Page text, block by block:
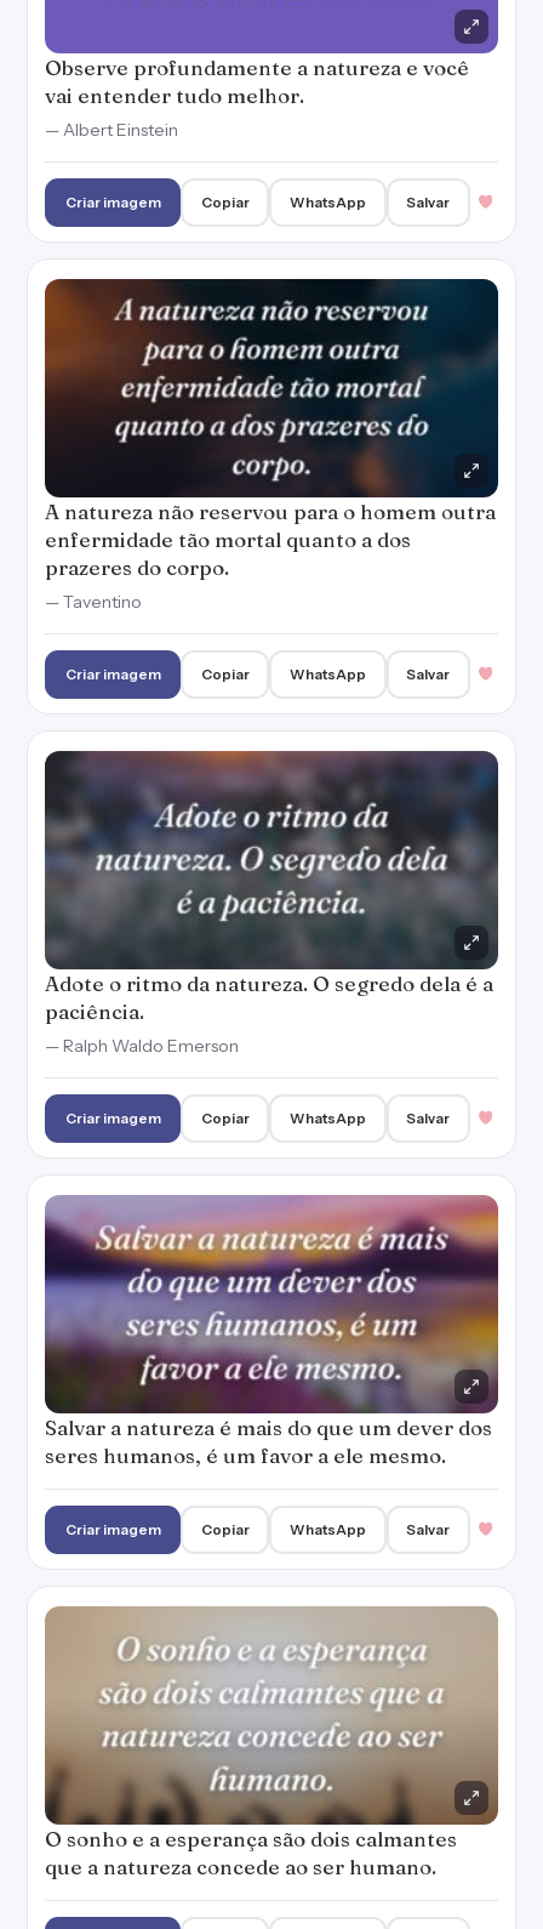
Observe profundamente a natureza e você
vai entender tudo melhor.
— Albert Einstein
Criar imagem Copiar WhatsApp Salvar
A natureza não reservou para o homem outra
enfermidade tão mortal quanto a dos
prazeres do corpo.
— Taventino
Criar imagem Copiar WhatsApp Salvar
Adote o ritmo da natureza. O segredo dela é a
paciência.
— Ralph Waldo Emerson
Criar imagem Copiar WhatsApp Salvar
Salvar a natureza é mais do que um dever dos
seres humanos, é um favor a ele mesmo.
Criar imagem Copiar WhatsApp Salvar
O sonho e a esperança são dois calmantes
que a natureza concede ao ser humano.